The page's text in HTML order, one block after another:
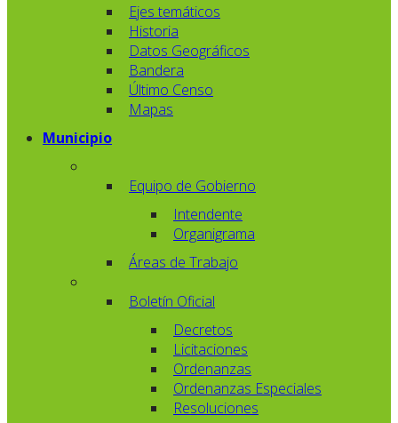
Ejes temáticos
Historia
Datos Geográficos
Bandera
Último Censo
Mapas
Municipio
Equipo de Gobierno
Intendente
Organigrama
Áreas de Trabajo
Boletín Oficial
Decretos
Licitaciones
Ordenanzas
Ordenanzas Especiales
Resoluciones